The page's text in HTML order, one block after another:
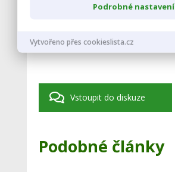
Vstoupit do diskuze
Podobné články
Podrobné nastavení
Vytvořeno přes cookieslista.cz